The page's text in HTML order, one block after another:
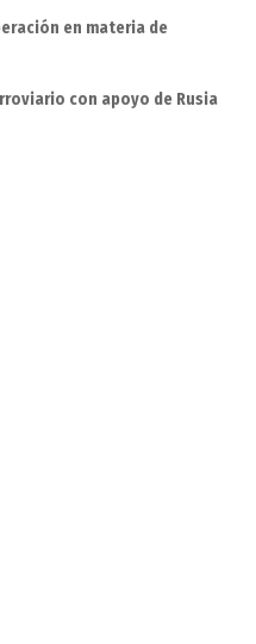
en materia de
con apoyo de Rusia